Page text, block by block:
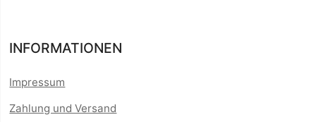
INFORMATIONEN
Impressum
Zahlung und Versand